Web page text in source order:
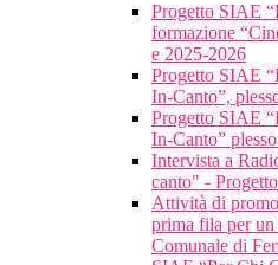
Progetto SIAE
formazione
e 2025-2026
Progetto SIAE
In-Canto”,
Progetto SIAE
In-Canto”
Intervista a
canto" -
Attività di
prima fila per
Comunale di